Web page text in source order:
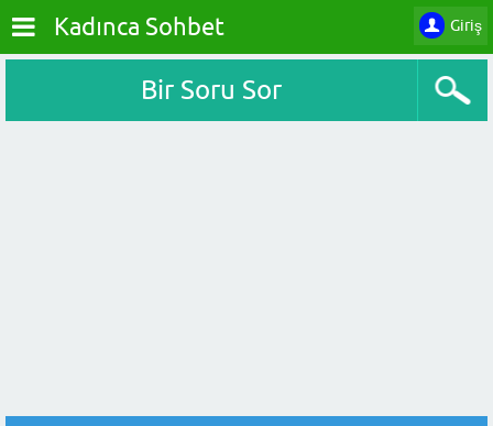
Giriş
Kadınca Sohbet
Bir Soru Sor